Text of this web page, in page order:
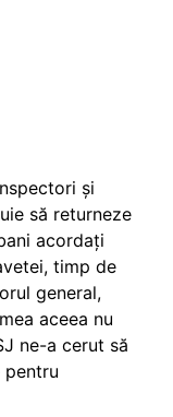
și
să returneze
acordați
timp de
general,
aceea nu
ne-a cerut să
pentru